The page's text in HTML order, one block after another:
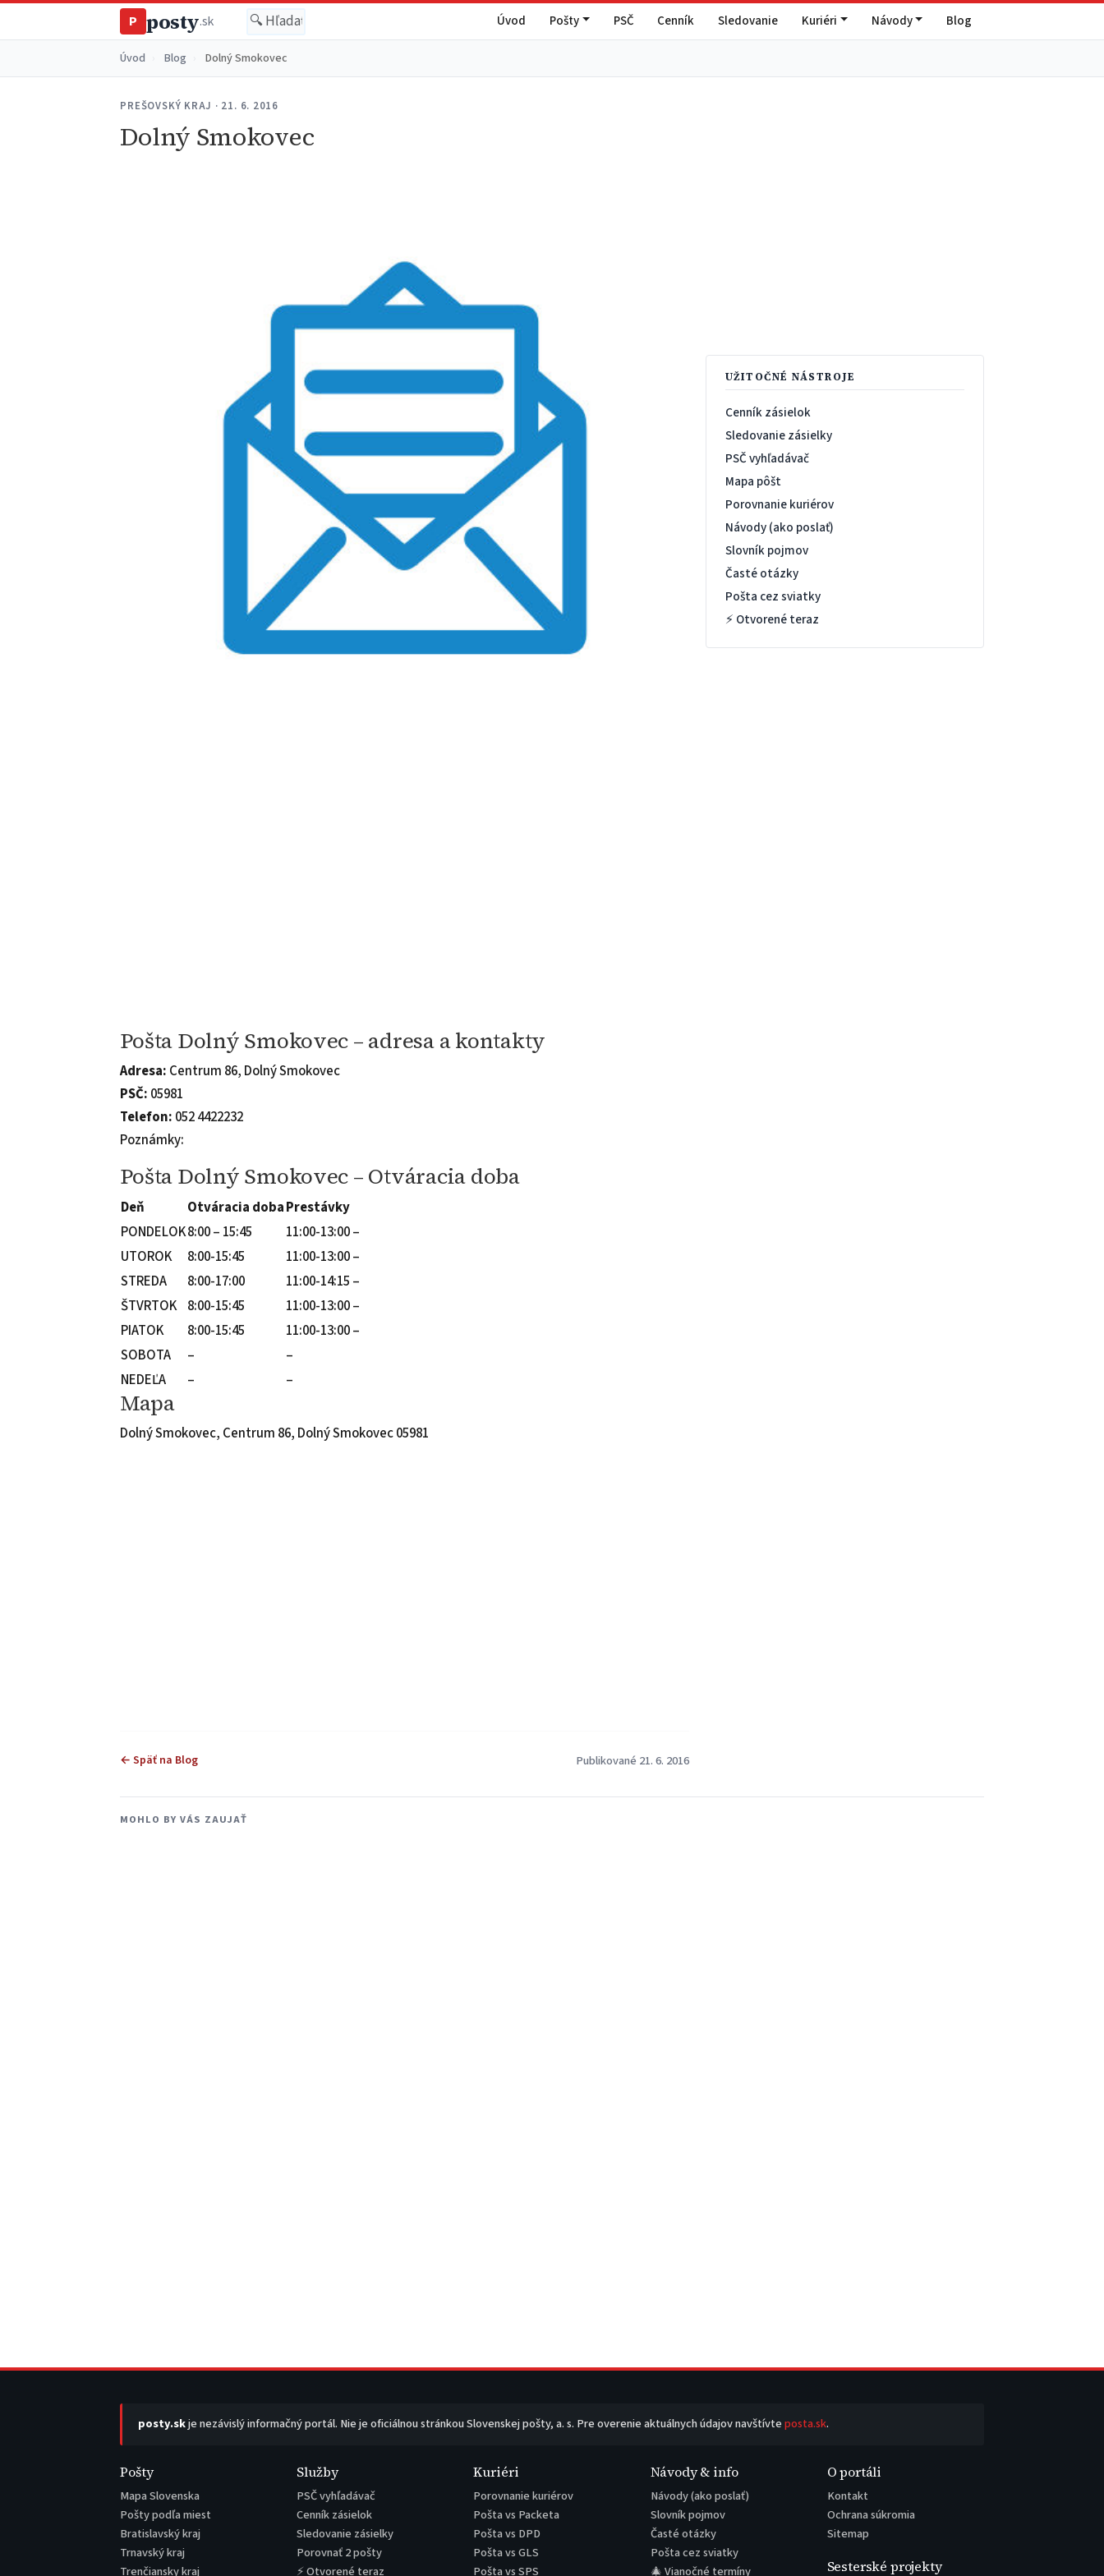
P posty.sk Úvod Pošty PSČ Cenník Sledovanie Kuriéri Návody Blog
Úvod Blog Dolný Smokovec
PREŠOVSKÝ KRAJ · 21. 6. 2016
Dolný Smokovec
Pošta Dolný Smokovec – adresa a kontakty
Adresa: Centrum 86, Dolný Smokovec
PSČ: 05981
Telefon: 052 4422232
Poznámky:
Pošta Dolný Smokovec – Otváracia doba
Deň Otváracia dobaPrestávky
PONDELOK8:00 – 15:45
11:00-13:00 –
UTOROK
8:00-15:45
11:00-13:00 –
STREDA
8:00-17:00
11:00-14:15 –
ŠTVRTOK 8:00-15:45
11:00-13:00 –
PIATOK
8:00-15:45
11:00-13:00 –
SOBOTA
–
–
NEDEĽA
– –
Mapa
Dolný Smokovec, Centrum 86, Dolný Smokovec 05981
← Späť na Blog Publikované 21. 6. 2016
UŽITOČNÉ NÁSTROJE
Cenník zásielok
Sledovanie zásielky
PSČ vyhľadávač
Mapa pôšt
Porovnanie kuriérov
Návody (ako poslať)
Slovník pojmov
Časté otázky
Pošta cez sviatky
⚡ Otvorené teraz
MOHLO BY VÁS ZAUJAŤ
posty.skje nezávislý informačný portál. Nie je oficiálnou stránkou Slovenskej pošty, a. s. Pre overenie aktuálnych údajov navštívteposta.sk.
Pošty
Mapa Slovenska
Pošty podľa miest
Bratislavský kraj
Trnavský kraj
Trenčiansky kraj
Služby
PSČ vyhľadávač
Cenník zásielok
Sledovanie zásielky
Porovnať 2 pošty
⚡ Otvorené teraz
Kuriéri
Porovnanie kuriérov
Pošta vs Packeta
Pošta vs DPD
Pošta vs GLS
Pošta vs SPS
Návody & info
Návody (ako poslať)
Slovník pojmov
Časté otázky
Pošta cez sviatky
🎄 Vianočné termíny
O portáli
Kontakt
Ochrana súkromia
Sitemap
Sesterské projekty